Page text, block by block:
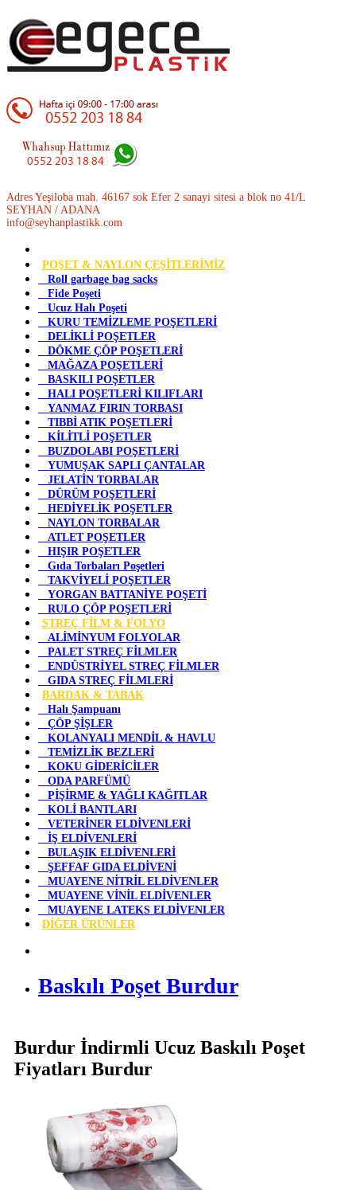
Adres Yeşiloba mah. 46167 sok Efer 2 sanayi sitesi a blok no 41/L
SEYHAN / ADANA
info@seyhanplastikk.com
POŞET & NAYLON ÇEŞİTLERİMİZ
Roll garbage bag sacks
Fide Poşeti
Ucuz Halı Poşeti
KURU TEMİZLEME POŞETLERİ
DELİKLİ POŞETLER
DÖKME ÇÖP POŞETLERİ
MAĞAZA POŞETLERİ
BASKILI POŞETLER
HALI POŞETLERİ KILIFLARI
YANMAZ FIRIN TORBASI
TIBBİ ATIK POŞETLERİ
KİLİTLİ POŞETLER
BUZDOLABI POŞETLERİ
YUMUŞAK SAPLI ÇANTALAR
JELATİN TORBALAR
DÜRÜM POŞETLERİ
HEDİYELİK POŞETLER
NAYLON TORBALAR
ATLET POŞETLER
HIŞIR POŞETLER
Gıda Torbaları Poşetleri
TAKVİYELİ POŞETLER
YORGAN BATTANİYE POŞETİ
RULO ÇÖP POŞETLERİ
STREÇ FİLM & FOLYO
ALİMİNYUM FOLYOLAR
PALET STREÇ FİLMLER
ENDÜSTRİYEL STREÇ FİLMLER
GIDA STREÇ FİLMLERİ
BARDAK & TABAK
Halı Şampuanı
ÇÖP ŞİŞLER
KOLANYALI MENDİL & HAVLU
TEMİZLİK BEZLERİ
KOKU GİDERİCİLER
ODA PARFÜMÜ
PİŞİRME & YAĞLI KAĞITLAR
KOLİ BANTLARI
VETERİNER ELDİVENLERİ
İŞ ELDİVENLERİ
BULAŞIK ELDİVENLERİ
ŞEFFAF GIDA ELDİVENİ
MUAYENE NİTRİL ELDİVENLER
MUAYENE VİNİL ELDİVENLER
MUAYENE LATEKS ELDİVENLER
DİĞER ÜRÜNLER
Baskılı Poşet Burdur
Burdur İndirmli Ucuz Baskılı Poşet
Fiyatları Burdur